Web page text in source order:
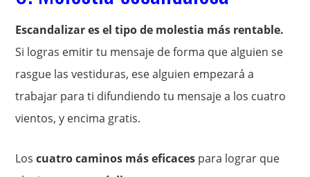
Escandalizar es el tipo de molestia más rentable.
Si logras emitir tu mensaje de forma que alguien se
rasgue las vestiduras, ese alguien empezará a
trabajar para ti difundiendo tu mensaje a los cuatro
vientos, y encima gratis.
Loscuatro caminos más eficaces para lograr que